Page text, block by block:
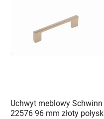
Uchwyt meblowy Schwinn
22576 96 mm złoty połysk